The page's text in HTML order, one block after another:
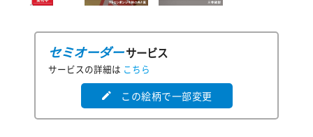
セミオーダーサービス
サービスの詳細は こちら
edit この絵柄で一部変更